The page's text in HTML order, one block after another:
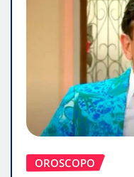
OROSCOPO